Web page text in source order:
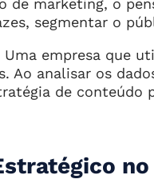
de marketing, o
segmentar o
Uma empresa que
Ao analisar os
de conteúdo